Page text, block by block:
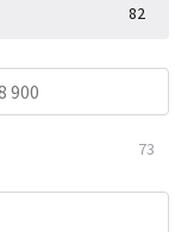
82
73